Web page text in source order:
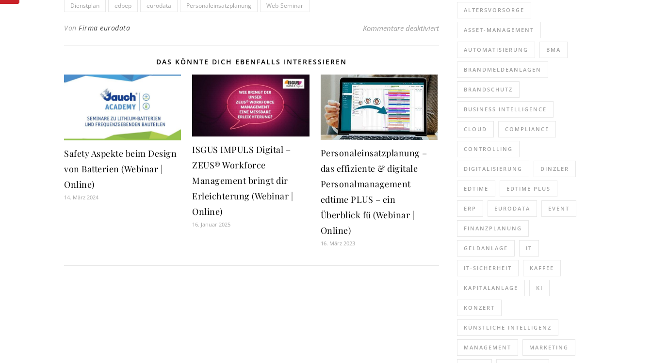
Dienstplan edpep eurodata Personaleinsatzplanung Web-Seminar
Von Firma eurodata Kommentare deaktiviertfür Dienstplan erstellen mit edpep – für edpep Anwender
DAS KÖNNTE DICH EBENFALLS INTERESSIEREN
Safety Aspekte beim Design
von Batterien (Webinar |
Online)
14. März 2024
ISGUS IMPULS Digital –
ZEUS® Workforce
Management bringt dir
Erleichterung (Webinar |
Online)
16. Januar 2025
Personaleinsatzplanung –
das effiziente & digitale
Personalmanagement
edtime PLUS – ein
Überblick fü (Webinar |
Online)
16. März 2023
ALTERSVORSORGE
ASSET-MANAGEMENT
AUTOMATISIERUNG BMA
BRANDMELDEANLAGEN
BRANDSCHUTZ
BUSINESS INTELLIGENCE
CLOUD COMPLIANCE
CONTROLLING
DIGITALISIERUNG DINZLER
EDTIME EDTIME PLUS
ERP EURODATA EVENT
FINANZPLANUNG
GELDANLAGE IT
IT-SICHERHEIT KAFFEE
KAPITALANLAGE KI
KONZERT
KÜNSTLICHE INTELLIGENZ
MANAGEMENT MARKETING